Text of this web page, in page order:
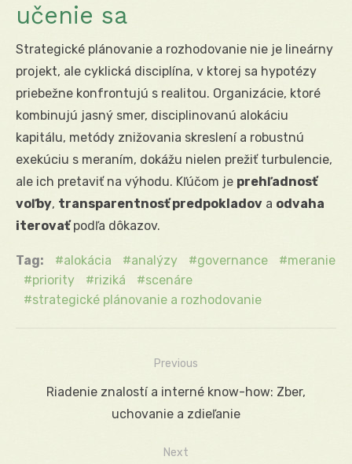
učenie sa
Strategické plánovanie a rozhodovanie nie je lineárny
projekt, ale cyklická disciplína, v ktorej sa hypotézy
priebežne konfrontujú s realitou. Organizácie, ktoré
kombinujú jasný smer, disciplinovanú alokáciu
kapitálu, metódy znižovania skreslení a robustnú
exekúciu s meraním, dokážu nielen prežiť turbulencie,
ale ich pretaviť na výhodu. Kľúčom je prehľadnosť
voľby, transparentnosť predpokladov a odvaha
iterovaťpodľa dôkazov.
Tag: alokácia analýzy governance
meranie
priority
riziká
scenáre
strategické plánovanie a rozhodovanie
Navigácia
Previous
Previous
Riadenie znalostí a interné know-how: Zber,
uchovanie a zdieľanie
Next